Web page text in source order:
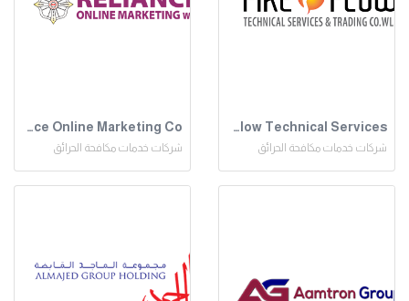
Reliance Online Marketing Co
شركات خدمات مكافحة الحرائق
Fire Flow Technical Services
شركات خدمات مكافحة الحرائق